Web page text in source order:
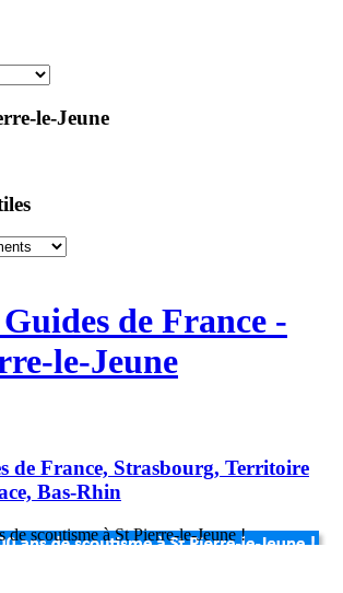
le-Jeune
de France -
le-Jeune
de France, Strasbourg, Territoire
Bas-Rhin
de scoutisme à St Pierre-le-Jeune !